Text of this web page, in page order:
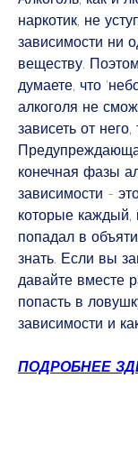
наркотик, не
зависимости ни
веществу.
думаете, что
алкоголя не
зависеть от
конечная фазы
зависимости -
которые каждый,
попадал в
знать. Если вы
давайте вместе
попасть в
зависимости и
ПОДРОБНЕЕ